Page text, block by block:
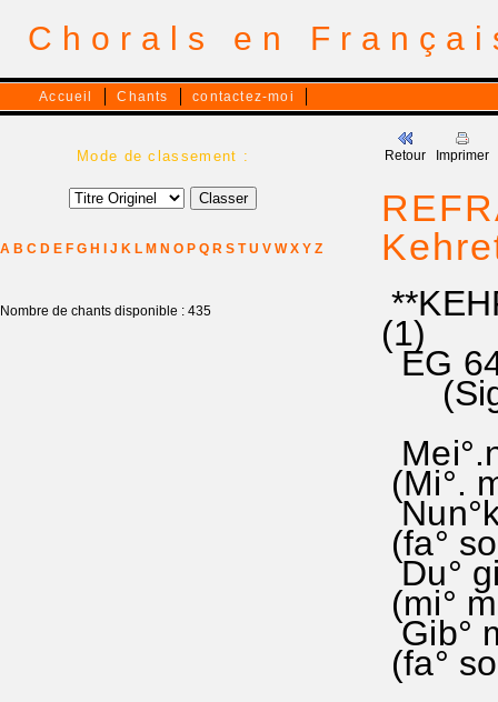
Chorals en
Accueil Chants contactez-moi
Mode de classement :
A B C D E F G H J K L M N O P Q R S T U V W X Y Z
Nombre de chants disponible : 435
Retour Imprimer
(1)
EG
(Mi°.
(fa°
Du°
(mi°
Gib°
(fa°